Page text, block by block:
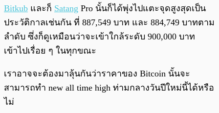
Bitkub และก็ Satang Pro นั้นก็ได้พุ่งไปแตะจุดสูงสุดเป็น
ประวัติกาลเช่นกัน ที่ 887,549 บาท และ 884,749 บาทตาม
ลำดับ ซึ่งก็ดูเหมือนว่าจะเข้าใกล้ระดับ 900,000 บาท
เข้าไปเรื่อย ๆ ในทุกขณะ
เราอาจจะต้องมาลุ้นกันว่าราคาของ Bitcoin นั้นจะ
สามารถทำ new all time high ท่ามกลางวันปีใหม่นี้ได้หรือ
ไม่